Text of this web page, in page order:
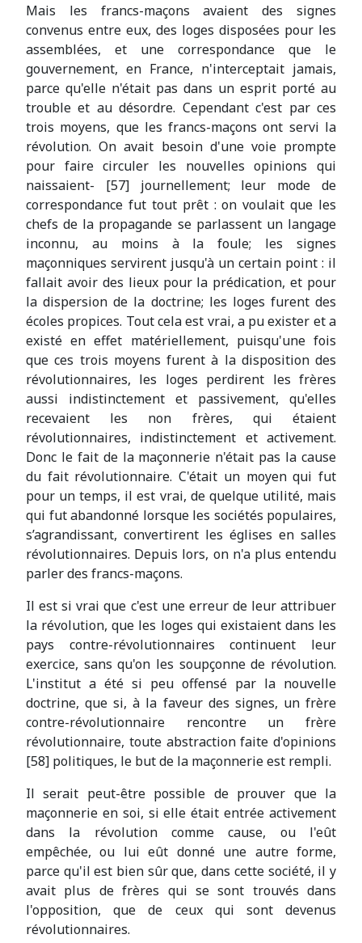
Mais les francs-maçons avaient des signes
convenus entre eux, des loges disposées pour les
assemblées, et une correspondance que le
gouvernement, en France, n'interceptait jamais,
parce qu'elle n'était pas dans un esprit porté au
trouble et au désordre. Cependant c'est par ces
trois moyens, que les francs-maçons ont servi la
révolution. On avait besoin d'une voie prompte
pour faire circuler les nouvelles opinions qui
naissaient- [57] journellement; leur mode de
correspondance fut tout prêt : on voulait que les
chefs de la propagande se parlassent un langage
inconnu, au moins à la foule; les signes
maçonniques servirent jusqu'à un certain point : il
fallait avoir des lieux pour la prédication, et pour
la dispersion de la doctrine; les loges furent des
écoles propices. Tout cela est vrai, a pu exister et a
existé en effet matériellement, puisqu'une fois
que ces trois moyens furent à la disposition des
révolutionnaires, les loges perdirent les frères
aussi indistinctement et passivement, qu'elles
recevaient les non frères, qui étaient
révolutionnaires, indistinctement et activement.
Donc le fait de la maçonnerie n'était pas la cause
du fait révolutionnaire. C'était un moyen qui fut
pour un temps, il est vrai, de quelque utilité, mais
qui fut abandonné lorsque les sociétés populaires,
s’agrandissant, convertirent les églises en salles
révolutionnaires. Depuis lors, on n'a plus entendu
parler des francs-maçons.
Il est si vrai que c'est une erreur de leur attribuer
la révolution, que les loges qui existaient dans les
pays contre-révolutionnaires continuent leur
exercice, sans qu'on les soupçonne de révolution.
L'institut a été si peu offensé par la nouvelle
doctrine, que si, à la faveur des signes, un frère
contre-révolutionnaire rencontre un frère
révolutionnaire, toute abstraction faite d'opinions
[58] politiques, le but de la maçonnerie est rempli.
Il serait peut-être possible de prouver que la
maçonnerie en soi, si elle était entrée activement
dans la révolution comme cause, ou l'eût
empêchée, ou lui eût donné une autre forme,
parce qu'il est bien sûr que, dans cette société, il y
avait plus de frères qui se sont trouvés dans
l'opposition, que de ceux qui sont devenus
révolutionnaires.